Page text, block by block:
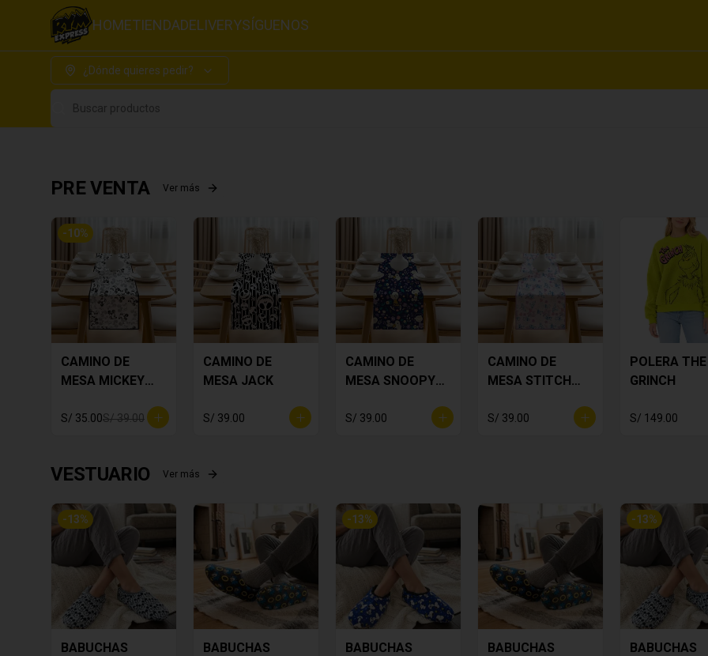
HOMETIENDADELIVERYSÍGUENOS
¿Dónde quieres pedir?
Buscar productos
PRE VENTA Ver más
-10%
CAMINO DE
MESA MICKEY
S/ 35.00S/ 39.00
CAMINO DE
MESA JACK
S/ 39.00
CAMINO DE
MESA SNOOPY
S/ 39.00
CAMINO DE
MESA STITCH
S/ 39.00
POLERA THE
GRINCH
S/ 149.00
VESTUARIO Ver más
-13%
BABUCHAS
BABUCHAS
-13%
BABUCHAS
BABUCHAS
-13%
BABUCHAS